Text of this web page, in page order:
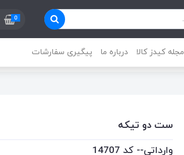
0
مجله کیدز کالا درباره ما پیگیری سفارشات
ست دو تیکه
وارداتی-- کد 14707